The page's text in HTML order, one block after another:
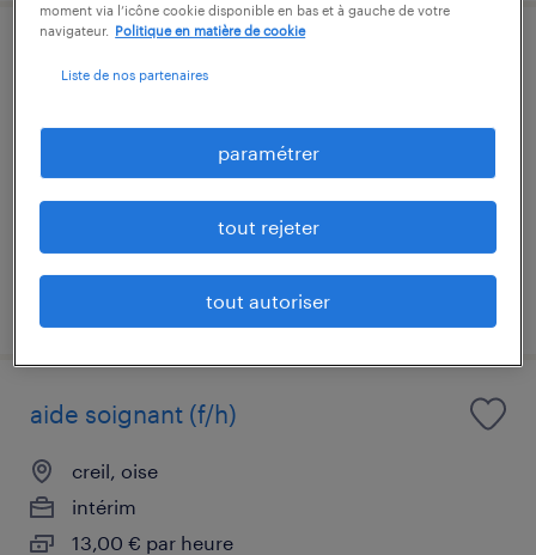
publié le 31 juillet 2026
aide soignant (f/h)
creil, oise
intérim
13,00 € par heure
moment via l’icône cookie disponible en bas et à gauche de votre
navigateur.
Politique en matière de cookie
Liste de nos partenaires
paramétrer
tout rejeter
tout autoriser